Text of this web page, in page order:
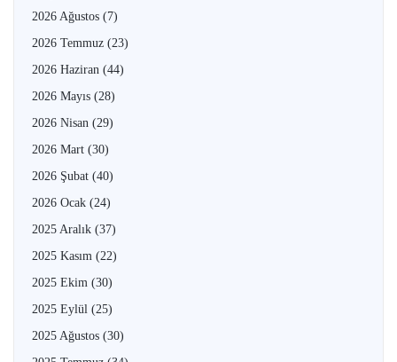
2026 Ağustos (7)
2026 Temmuz (23)
2026 Haziran (44)
2026 Mayıs (28)
2026 Nisan (29)
2026 Mart (30)
2026 Şubat (40)
2026 Ocak (24)
2025 Aralık (37)
2025 Kasım (22)
2025 Ekim (30)
2025 Eylül (25)
2025 Ağustos (30)